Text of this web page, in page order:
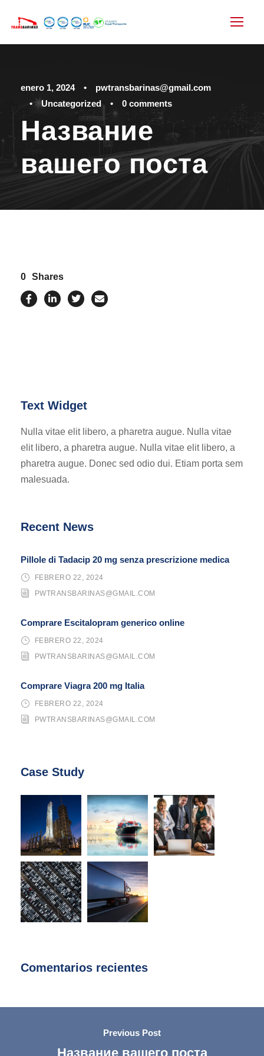
enero 1, 2024 •
pwtransbarinas@gmail.com
•
Uncategorized • 0 comments
Название
вашего поста
0 Shares
Text Widget
Nulla vitae elit libero, a pharetra augue. Nulla vitae
elit libero, a pharetra augue. Nulla vitae elit libero, a
pharetra augue. Donec sed odio dui. Etiam porta sem
malesuada.
Recent News
Pillole di Tadacip 20 mg senza prescrizione medica
FEBRERO 22, 2024
PWTRANSBARINAS@GMAIL.COM
Comprare Escitalopram generico online
FEBRERO 22, 2024
PWTRANSBARINAS@GMAIL.COM
Comprare Viagra 200 mg Italia
FEBRERO 22, 2024
PWTRANSBARINAS@GMAIL.COM
Case Study
Comentarios recientes
Previous Post
Название вашего поста